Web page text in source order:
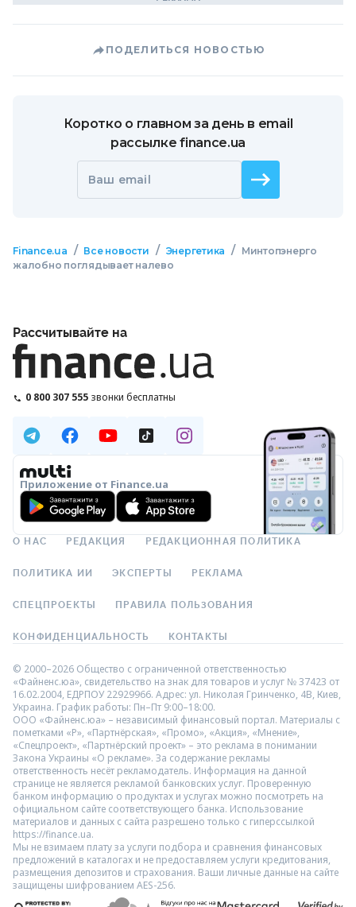
ПОДЕЛИТЬСЯ НОВОСТЬЮ
Коротко о главном за день в email
рассылке finance.ua
Ваш email
Finance.ua / Все новости / Энергетика /
Минтопэнерго
жалобно поглядывает налево
Рассчитывайте на
0 800 307 555 звонки бесплатны
Приложение от Finance.ua
О НАС РЕДАКЦИЯ РЕДАКЦИОННАЯ ПОЛИТИКА
ПОЛИТИКА ИИ ЭКСПЕРТЫ РЕКЛАМА
СПЕЦПРОЕКТЫ ПРАВИЛА ПОЛЬЗОВАНИЯ
КОНФИДЕНЦИАЛЬНОСТЬ КОНТАКТЫ
© 2000–2026 Общество с ограниченной ответственностью
«Файненс.юа», свидетельство на знак для товаров и услуг № 37423 от
16.02.2004, ЕДРПОУ 22929966. Адрес: ул. Николая Гринченко, 4В, Киев,
Украина. График работы: Пн–Пт 9:00–18:00.
ООО «Файненс.юа» – независимый финансовый портал. Материалы с
пометками «Р», «Партнёрская», «Промо», «Акция», «Мнение»,
«Спецпроект», «Партнёрский проект» – это реклама в понимании
Закона Украины «О рекламе». За содержание рекламы
ответственность несёт рекламодатель. Информация на данной
странице не является рекламой банковских услуг. Проверенную
банком информацию о продуктах и услугах можно посмотреть на
официальном сайте соответствующего банка. Использование
материалов и данных с сайта разрешено только с гиперссылкой
https://finance.ua.
Мы не взимаем плату за услуги подбора и сравнения финансовых
предложений в каталогах и не предоставляем услуги кредитования,
размещения депозитов и страхования. Ваши личные данные на сайте
защищены шифрованием AES-256.